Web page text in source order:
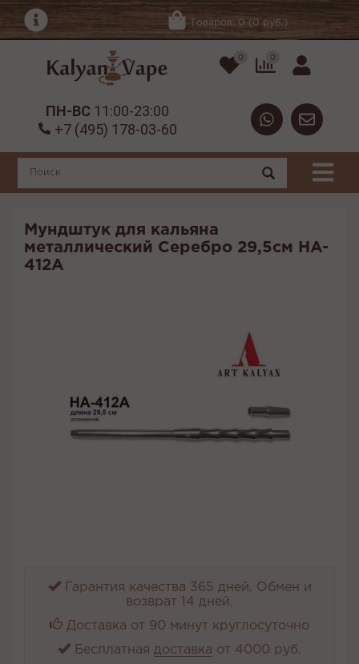
Товаров: 0 (0 руб.)
0 0
ПН-ВС 11:00-23:00
+7 (495) 178-03-60
Мундштук для кальяна
металлический Серебро 29,5см HA-
412A
Гарантия качества 365 дней. Обмен и
возврат 14 дней.
Доставка от 90 минут круглосуточно
Бесплатная доставка от 4000 руб.